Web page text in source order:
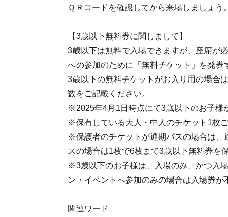
ＱＲコードを確認してから来場しましょう。
【3歳以下無料券に関しまして】
3歳以下は無料で入場できますが、座席が
への参加のために「無料チケット」を発券
3歳以下の無料チケットがお入り用の場合
数をご記載ください。
※2025年4月1日時点にて3歳以下のお子様
※保有している大人・中人のチケット1枚
※保護者のチケットが通期パスの場合は、
スの場合は1枚で6枚まで3歳以下無料券を
※3歳以下のお子様は、入場のみ、かつ入
ン・イベントへ参加のみの場合は入場券が
関連ワード